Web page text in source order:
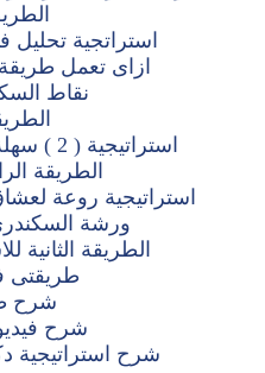
استراتجية
ازاى تعمل
نقاط
استراتيجية ( 2 ) سهلة ورائعة ونسبة نجاحها يتعدى 95 % ( alskndry )
الطريقة
استراتيجية روعة
ورشة
الطريقة الثانية
طريقتى
شرح
شرح
شرح استراتيجية